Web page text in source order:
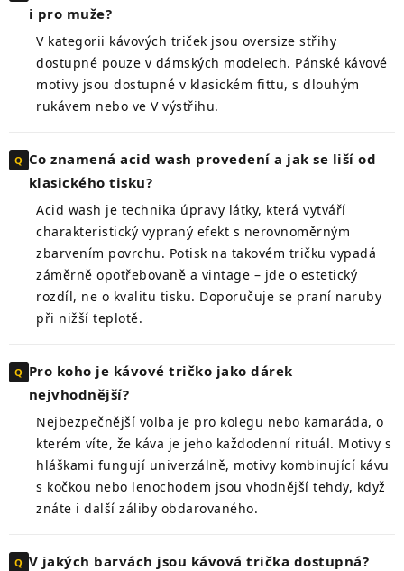
i pro muže?
V kategorii kávových triček jsou oversize střihy
dostupné pouze v dámských modelech. Pánské kávové
motivy jsou dostupné v klasickém fittu, s dlouhým
rukávem nebo ve V výstřihu.
Co znamená acid wash provedení a jak se liší od
klasického tisku?
Acid wash je technika úpravy látky, která vytváří
charakteristický vypraný efekt s nerovnoměrným
zbarvením povrchu. Potisk na takovém tričku vypadá
záměrně opotřebovaně a vintage – jde o estetický
rozdíl, ne o kvalitu tisku. Doporučuje se praní naruby
při nižší teplotě.
Pro koho je kávové tričko jako dárek
nejvhodnější?
Nejbezpečnější volba je pro kolegu nebo kamaráda, o
kterém víte, že káva je jeho každodenní rituál. Motivy s
hláškami fungují univerzálně, motivy kombinující kávu
s kočkou nebo lenochodem jsou vhodnější tehdy, když
znáte i další záliby obdarovaného.
V jakých barvách jsou kávová trička dostupná?